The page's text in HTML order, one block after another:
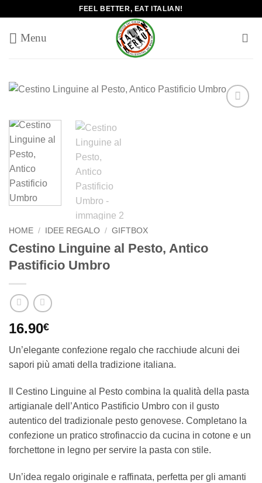
contenuti
FEEL BETTER, EAT ITALIAN!
HOME / IDEE REGALO / GIFTBOX
Cestino Linguine al Pesto, Antico
Pastificio Umbro
16.90€
Un’elegante confezione regalo che racchiude alcuni dei
sapori più amati della tradizione italiana.
Il Cestino Linguine al Pesto combina la qualità della pasta
artigianale dell’Antico Pastificio Umbro con il gusto
autentico del tradizionale pesto genovese. Completano la
confezione un pratico strofinaccio da cucina in cotone e un
forchettone in legno per servire la pasta con stile.
Un’idea regalo originale e raffinata, perfetta per gli amanti